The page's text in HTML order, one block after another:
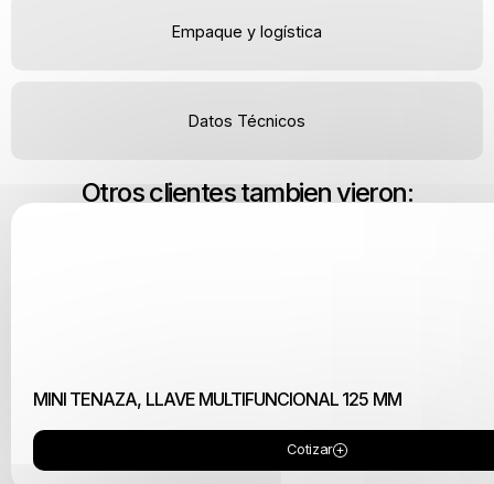
Empaque y logística
Datos Técnicos
Otros clientes tambien vieron:
MINI TENAZA, LLAVE MULTIFUNCIONAL 125 MM
Cotizar